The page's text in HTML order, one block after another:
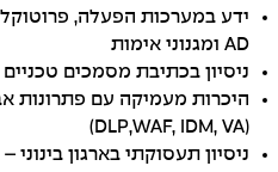
AD ומגנוני אימות
ניסיון בכתיבת מסמכים טכניים HLD/LLD
היכרות מעמיקה עם פתרונות
(DLP,WAF, IDM, VA)
ניסיון תעסוקתי בארגון בינוני –